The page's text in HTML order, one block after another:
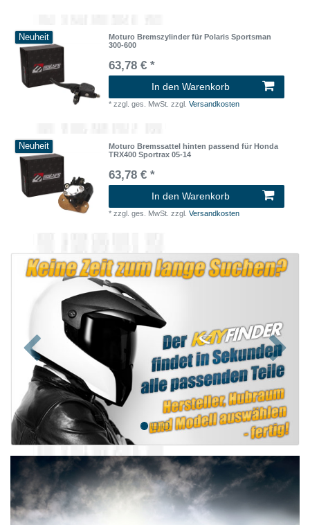
Neuheit
Moturo Bremszylinder für Polaris Sportsman
300-600
63,78 € *
In den Warenkorb
*zzgl. ges. MwSt. zzgl.Versandkosten
Neuheit
Moturo Bremssattel hinten passend für Honda
TRX400 Sportrax 05-14
63,78 € *
In den Warenkorb
*zzgl. ges. MwSt. zzgl.Versandkosten
Zurück